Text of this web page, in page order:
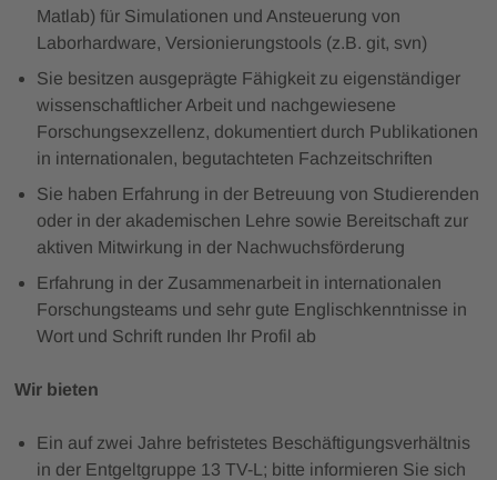
Matlab) für Simulationen und Ansteuerung von
Laborhardware, Versionierungstools (z.B. git, svn)
Sie besitzen ausgeprägte Fähigkeit zu eigenständiger
wissenschaftlicher Arbeit und nachgewiesene
Forschungsexzellenz, dokumentiert durch Publikationen
in internationalen, begutachteten Fachzeitschriften
Sie haben Erfahrung in der Betreuung von Studierenden
oder in der akademischen Lehre sowie Bereitschaft zur
aktiven Mitwirkung in der Nachwuchsförderung
Erfahrung in der Zusammenarbeit in internationalen
Forschungsteams und sehr gute Englischkenntnisse in
Wort und Schrift runden Ihr Profil ab
Wir bieten
Ein auf zwei Jahre befristetes Beschäftigungsverhältnis
in der Entgeltgruppe 13 TV-L; bitte informieren Sie sich